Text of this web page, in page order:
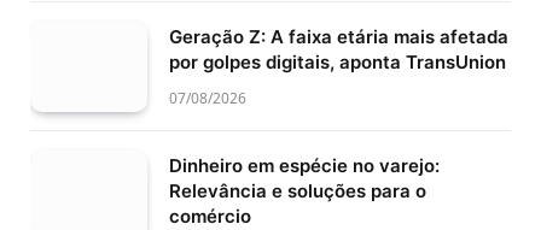
Geração Z: A faixa etária mais afetada
por golpes digitais, aponta TransUnion
07/08/2026
Dinheiro em espécie no varejo:
Relevância e soluções para o
comércio